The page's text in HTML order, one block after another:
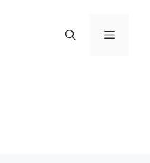
Меню